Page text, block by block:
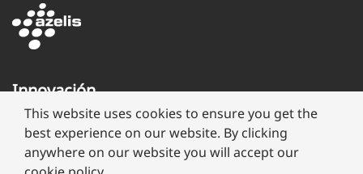
Innovación
través
de
formulación
This website uses cookies to ensure you get the
best experience on our website. By clicking
anywhere on our website you will accept our